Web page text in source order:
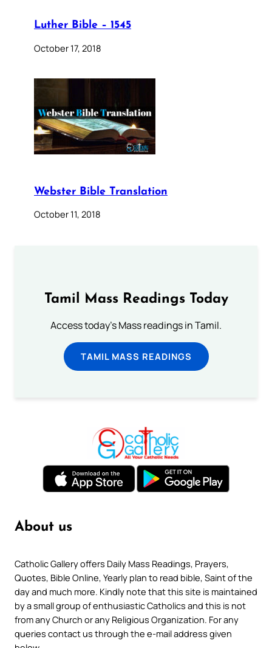
Luther Bible – 1545
October 17, 2018
Webster Bible Translation
October 11, 2018
Tamil Mass Readings Today
Access today's Mass readings in Tamil.
TAMIL MASS READINGS
About us
Catholic Gallery offers Daily Mass Readings, Prayers,
Quotes, Bible Online, Yearly plan to read bible, Saint of the
day and much more. Kindly note that this site is maintained
by a small group of enthusiastic Catholics and this is not
from any Church or any Religious Organization. For any
queries contact us through the e-mail address given